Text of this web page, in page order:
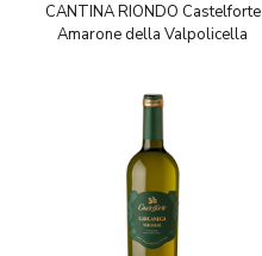
CANTINA RIONDO Castelforte
Amarone della Valpolicella